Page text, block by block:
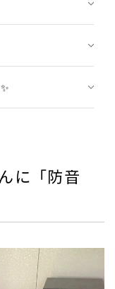
に「防音